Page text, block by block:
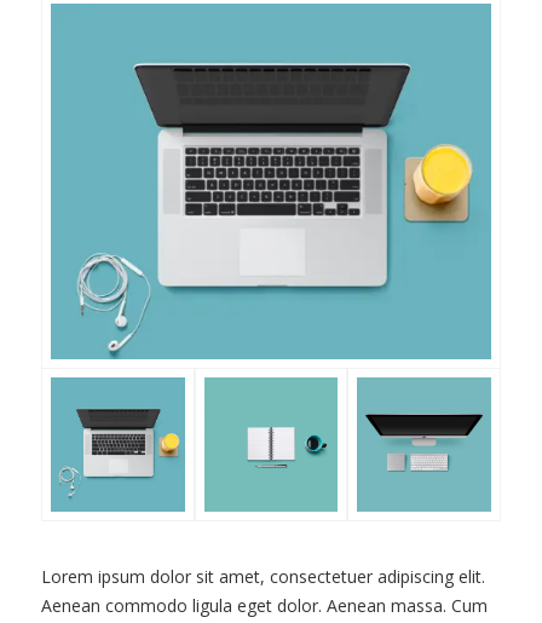
Lorem ipsum dolor sit amet, consectetuer adipiscing elit.
Aenean commodo ligula eget dolor. Aenean massa. Cum